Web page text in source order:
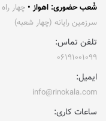
شُعب حضوری: اهواز • چهار
سرزمین رایانه (چهار شعبه)
تلفن تماس:
۰۶۱۹۱۰۰۱۰۹۹
ایمیل:
info@rinokala.com
ساعات کاری: